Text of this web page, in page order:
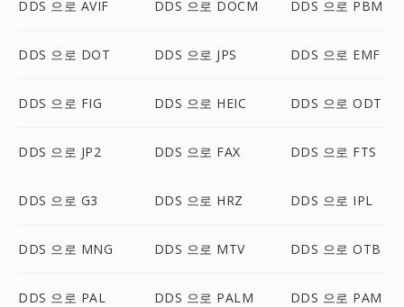
DDS 으로 AVIF DDS 으로 DOCM DDS 으로 PBM
DDS 으로 DOT DDS 으로 JPS DDS 으로 EMF
DDS 으로 FIG DDS 으로 HEIC DDS 으로 ODT
DDS 으로 JP2 DDS 으로 FAX DDS 으로 FTS
DDS 으로 G3 DDS 으로 HRZ DDS 으로 IPL
DDS 으로 MNG DDS 으로 MTV DDS 으로 OTB
DDS 으로 PAL DDS 으로 PALM DDS 으로 PAM